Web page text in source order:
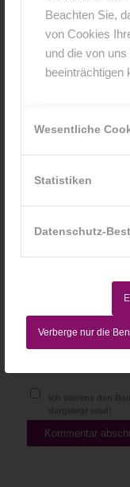
Beachten Sie,
von Cookies
und die von
beeinträchtigen
Wesentliche
Statistiken
Datenschutz-
Verberge nur die
An der Diskussion